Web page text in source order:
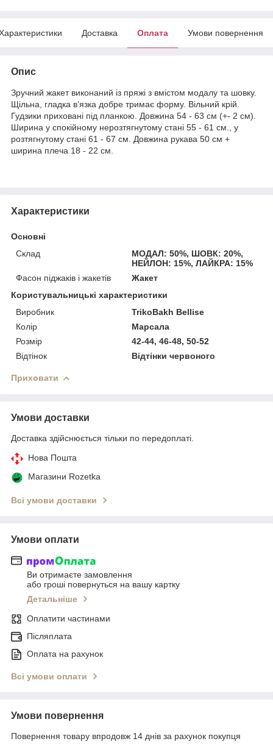
Доставка Оплата Умови повернення
Опис
Зручний жакет виконаний із пряжі з вмістом модалу та шовку.
Щільна, гладка в’язка добре тримає форму. Вільний крій.
Гудзики приховані під планкою. Довжина 54 - 63 см (+- 2 см).
Ширина у спокійному нерозтягнутому стані 55 - 61 см., у
розтягнутому стані 61 - 67 см. Довжина рукава 50 см +
ширина плеча 18 - 22 см.
Характеристики
Основні
Склад
МОДАЛ: 50%, ШОВК: 20%,
НЕЙЛОН: 15%, ЛАЙКРА: 15%
Фасон піджаків і жакетів
Жакет
Користувальницькі характеристики
Виробник
TrikoBakh Bellise
Колір
Марсала
Розмір
42-44, 46-48, 50-52
Відтінок
Відтінки червоного
Приховати
Умови доставки
Доставка здійснюється тільки по передоплаті.
Нова Пошта
Магазини Rozetka
Всі умови доставки
Умови оплати
Ви отримаєте замовлення
або гроші повернуться на вашу картку
Детальніше
Оплатити частинами
Післяплата
Оплата на рахунок
Всі умови оплати
Умови повернення
Повернення товару впродовж 14 днів за рахунок покупця